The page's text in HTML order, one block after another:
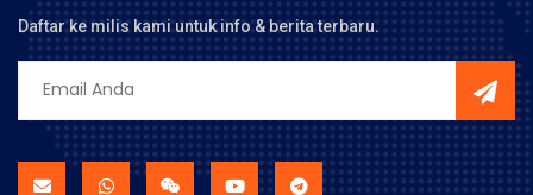
Daftar ke milis kami untuk info & berita terbaru.